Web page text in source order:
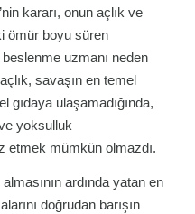
kararı, onun açlık ve
ömür boyu süren
beslenme uzmanı neden
savaşın en temel
gıdaya ulaşamadığında,
yoksulluk
etmek mümkün olmazdı.
ardında yatan en
doğrudan barışın